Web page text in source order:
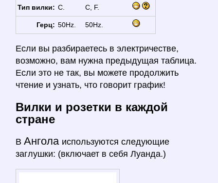
Тип вилки: C. C, F.
Герц: 50Hz. 50Hz.
Если вы разбираетесь в электричестве,
возможно, вам нужна предыдущая таблица.
Если это не так, вы можете продолжить
чтение и узнать, что говорит график!
Вилки и розетки в каждой
стране
В Ангола используются следующие
заглушки: (включает в себя Луанда.)